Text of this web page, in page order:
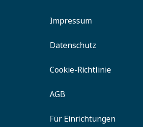
Impressum
Datenschutz
Cookie-Richtlinie
AGB
Für Einrichtungen